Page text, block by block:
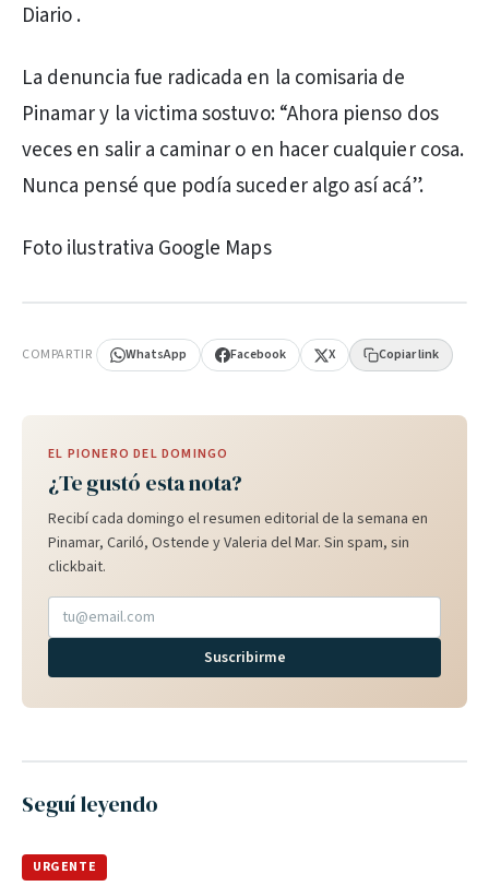
Diario .
La denuncia fue radicada en la comisaria de
Pinamar y la victima sostuvo: “Ahora pienso dos
veces en salir a caminar o en hacer cualquier cosa.
Nunca pensé que podía suceder algo así acá”.
Foto ilustrativa Google Maps
COMPARTIR WhatsApp Facebook X Copiar link
EL PIONERO DEL DOMINGO
¿Te gustó esta nota?
Recibí cada domingo el resumen editorial de la semana en
Pinamar, Cariló, Ostende y Valeria del Mar. Sin spam, sin
clickbait.
Suscribirme
Seguí leyendo
URGENTE